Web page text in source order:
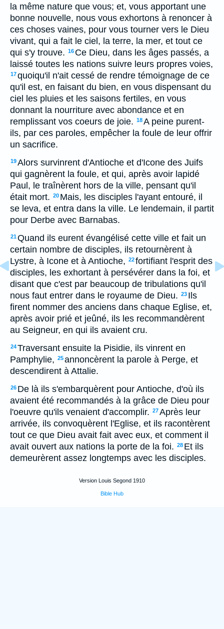
la même nature que vous; et, vous apportant une
bonne nouvelle, nous vous exhortons à renoncer à
ces choses vaines, pour vous tourner vers le Dieu
vivant, qui a fait le ciel, la terre, la mer, et tout ce
qui s'y trouve. 16 Ce Dieu, dans les âges passés, a
laissé toutes les nations suivre leurs propres voies,
17quoiqu'il n'ait cessé de rendre témoignage de ce
qu'il est, en faisant du bien, en vous dispensant du
ciel les pluies et les saisons fertiles, en vous
donnant la nourriture avec abondance et en
remplissant vos coeurs de joie. 18A peine purent-
ils, par ces paroles, empêcher la foule de leur offrir
un sacrifice.
19Alors survinrent d'Antioche et d'Icone des Juifs
qui gagnèrent la foule, et qui, après avoir lapidé
Paul, le traînèrent hors de la ville, pensant qu'il
était mort. 20 Mais, les disciples l'ayant entouré, il
se leva, et entra dans la ville. Le lendemain, il partit
pour Derbe avec Barnabas.
21Quand ils eurent évangélisé cette ville et fait un
certain nombre de disciples, ils retournèrent à
Lystre, à Icone et à Antioche, 22fortifiant l'esprit des
disciples, les exhortant à persévérer dans la foi, et
disant que c'est par beaucoup de tribulations qu'il
nous faut entrer dans le royaume de Dieu. 23 Ils
firent nommer des anciens dans chaque Eglise, et,
après avoir prié et jeûné, ils les recommandèrent
au Seigneur, en qui ils avaient cru.
24Traversant ensuite la Pisidie, ils vinrent en
Pamphylie, 25annoncèrent la parole à Perge, et
descendirent à Attalie.
26 De là ils s'embarquèrent pour Antioche, d'où ils
avaient été recommandés à la grâce de Dieu pour
l'oeuvre qu'ils venaient d'accomplir. 27Après leur
arrivée, ils convoquèrent l'Eglise, et ils racontèrent
tout ce que Dieu avait fait avec eux, et comment il
avait ouvert aux nations la porte de la foi. 28 Et ils
demeurèrent assez longtemps avec les disciples.
Version Louis Segond 1910
Bible Hub